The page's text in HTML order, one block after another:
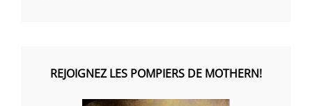
REJOIGNEZ LES POMPIERS DE MOTHERN!